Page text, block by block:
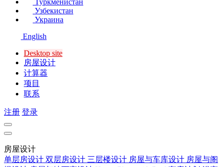
Туркменистан
Узбекистан
Украина
English
Desktop site
房屋设计
计算器
项目
联系
注册 登录
房屋设计
单层房设计 双层房设计 三层楼设计 房屋与车库设计 房屋与阁